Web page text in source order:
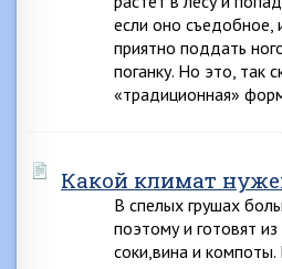
если оно съедобное,
приятно поддать
поганку. Но это, так
«традиционная»
Какой климат
В спелых грушах
поэтому и готовят
соки,вина и